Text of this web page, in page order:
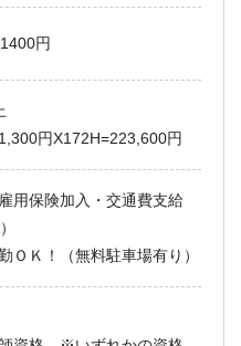
円
円X172H=223,600円
用保険加入・交通費支給
ＯＫ！（無料駐車場有り）